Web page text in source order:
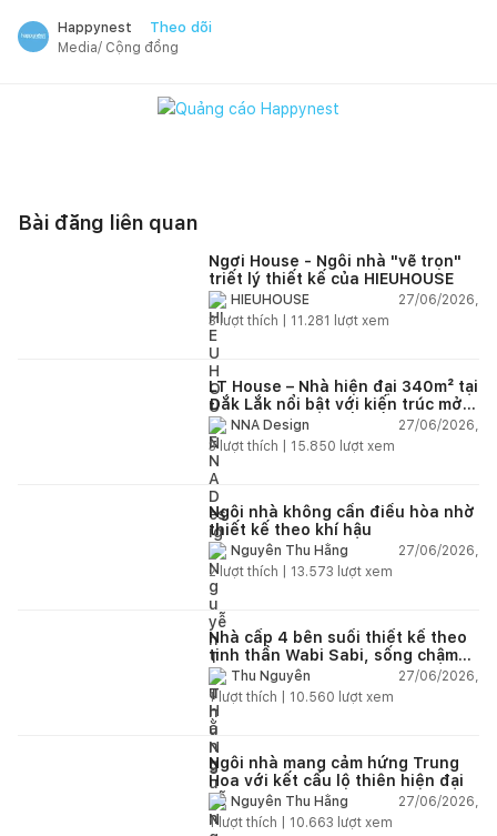
Happynest Theo dõi
Media/ Cộng đồng
Bài đăng liên quan
Ngơi House - Ngôi nhà "vẽ trọn"
triết lý thiết kế của HIEUHOUSE
HIEUHOUSE
27/06/2026,
3lượt thích | 11.281 lượt xem
LT House – Nhà hiện đại 340m² tại
Đắk Lắk nổi bật với kiến trúc mở
và hệ sân vườn kết nối thiên
nhiên
NNA Design
27/06/2026,
3lượt thích | 15.850 lượt xem
Ngôi nhà không cần điều hòa nhờ
thiết kế theo khí hậu
Nguyễn Thu Hằng
27/06/2026,
2lượt thích | 13.573 lượt xem
Nhà cấp 4 bên suối thiết kế theo
tinh thần Wabi Sabi, sống chậm
giữa thiên nhiên
Thu Nguyễn
27/06/2026,
1lượt thích | 10.560 lượt xem
Ngôi nhà mang cảm hứng Trung
Hoa với kết cấu lộ thiên hiện đại
Nguyễn Thu Hằng
27/06/2026,
1lượt thích | 10.663 lượt xem